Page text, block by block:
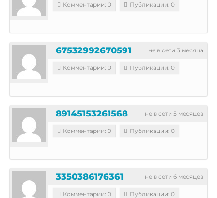
Комментарии: 0 Публикации: 0
не в сети 3 месяца
67532992670591
Комментарии: 0 Публикации: 0
не в сети 5 месяцев
89145153261568
Комментарии: 0 Публикации: 0
не в сети 6 месяцев
3350386176361
Комментарии: 0 Публикации: 0